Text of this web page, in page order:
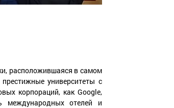
расположившаяся в самом
университеты с
корпораций, как Google,
международных отелей и